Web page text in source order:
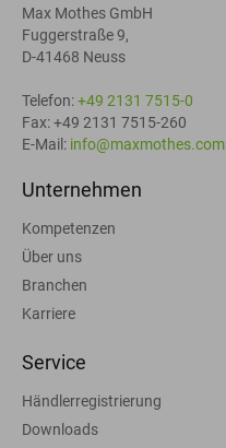
Max Mothes GmbH
Fuggerstraße 9,
D-41468 Neuss
Telefon:+49 2131 7515-0
Fax: +49 2131 7515-260
E-Mail: info@maxmothes.com
Unternehmen
Kompetenzen
Über uns
Branchen
Karriere
Service
Händlerregistrierung
Downloads